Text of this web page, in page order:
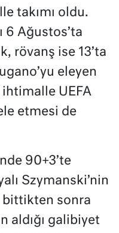
takımı oldu.
6 Ağustos’ta
rövanş ise 13’ta
eleyen
ihtimalle UEFA
etmesi de
90+3’te
Szymanski’nin
bittikten sonra
aldığı galibiyet